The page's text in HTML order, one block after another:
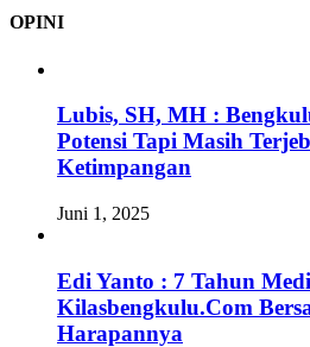
OPINI
Lubis, SH, MH :
Potensi Tapi Masih
Ketimpangan
Juni 1, 2025
Edi Yanto : 7 Tahun
Kilasbengkulu.Com
Harapannya